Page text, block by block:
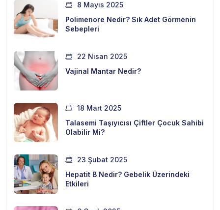
8 Mayıs 2025
Polimenore Nedir? Sık Adet Görmenin
Sebepleri
22 Nisan 2025
Vajinal Mantar Nedir?
18 Mart 2025
Talasemi Taşıyıcısı Çiftler Çocuk Sahibi
Olabilir Mi?
23 Şubat 2025
Hepatit B Nedir? Gebelik Üzerindeki
Etkileri